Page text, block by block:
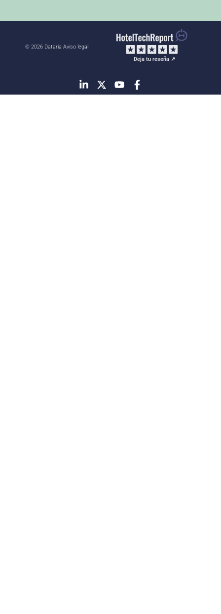
© 2026 Dataria·Aviso legal
Deja tu reseña ↗